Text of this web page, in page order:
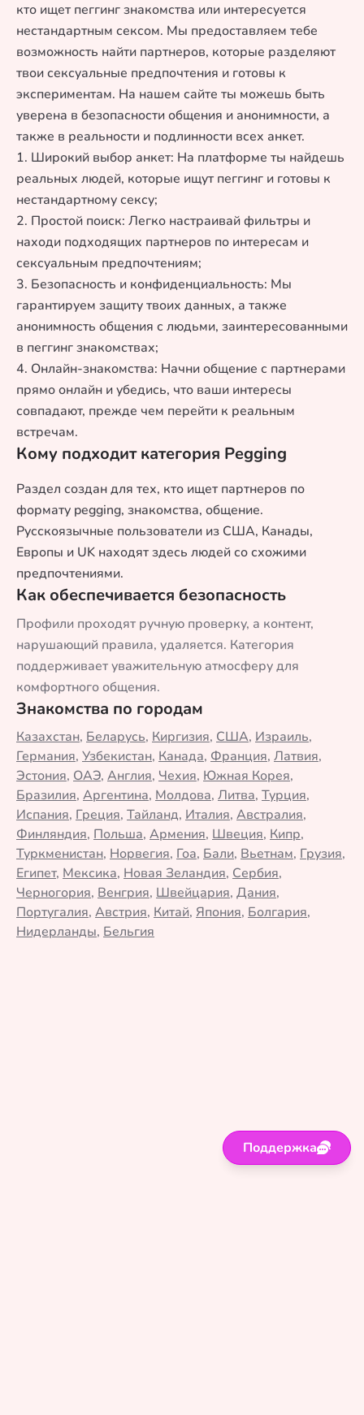
кто ищет пеггинг знакомства или интересуется
нестандартным сексом. Мы предоставляем тебе
возможность найти партнеров, которые разделяют
твои сексуальные предпочтения и готовы к
экспериментам. На нашем сайте ты можешь быть
уверена в безопасности общения и анонимности, а
также в реальности и подлинности всех анкет.
1. Широкий выбор анкет: На платформе ты найдешь
реальных людей, которые ищут пеггинг и готовы к
нестандартному сексу;
2. Простой поиск: Легко настраивай фильтры и
находи подходящих партнеров по интересам и
сексуальным предпочтениям;
3. Безопасность и конфиденциальность: Мы
гарантируем защиту твоих данных, а также
анонимность общения с людьми, заинтересованными
в пеггинг знакомствах;
4. Онлайн-знакомства: Начни общение с партнерами
прямо онлайн и убедись, что ваши интересы
совпадают, прежде чем перейти к реальным
встречам.
Кому подходит категория Pegging
Раздел создан для тех, кто ищет партнеров по
формату pegging, знакомства, общение.
Русскоязычные пользователи из США, Канады,
Европы и UK находят здесь людей со схожими
предпочтениями.
Как обеспечивается безопасность
Профили проходят ручную проверку, а контент,
нарушающий правила, удаляется. Категория
поддерживает уважительную атмосферу для
комфортного общения.
Знакомства по городам
Казахстан, Беларусь, Киргизия, США, Израиль,
Германия, Узбекистан, Канада, Франция, Латвия,
Эстония, ОАЭ, Англия, Чехия, Южная Корея,
Бразилия, Аргентина, Молдова, Литва, Турция,
Испания, Греция, Тайланд, Италия, Австралия,
Финляндия, Польша, Армения, Швеция, Кипр,
Туркменистан, Норвегия, Гоа, Бали, Вьетнам, Грузия,
Египет, Мексика, Новая Зеландия, Сербия,
Черногория, Венгрия, Швейцария, Дания,
Португалия, Австрия, Китай, Япония, Болгария,
Нидерланды, Бельгия
Поддержка